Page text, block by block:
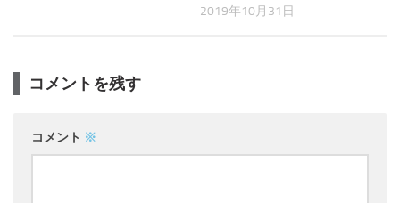
2019年10月31日
コメントを残す
コメント ※